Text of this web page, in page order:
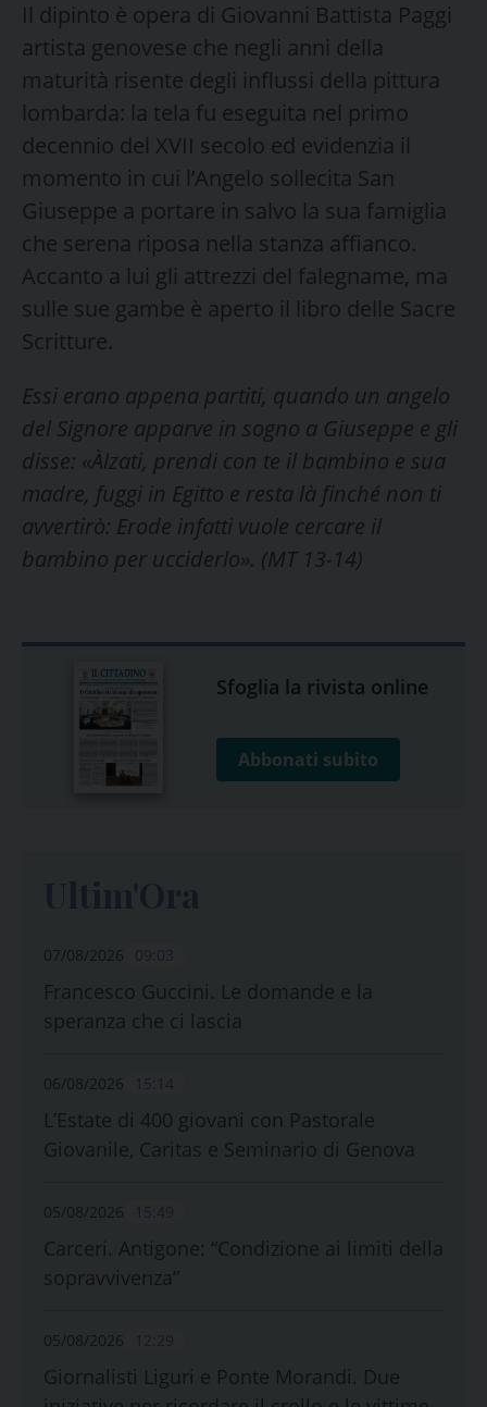
Il dipinto è opera di Giovanni Battista Paggi
artista genovese che negli anni della
maturità risente degli influssi della pittura
lombarda: la tela fu eseguita nel primo
decennio del XVII secolo ed evidenzia il
momento in cui l’Angelo sollecita San
Giuseppe a portare in salvo la sua famiglia
che serena riposa nella stanza affianco.
Accanto a lui gli attrezzi del falegname, ma
sulle sue gambe è aperto il libro delle Sacre
Scritture.
Essi erano appena partiti, quando un angelo
del Signore apparve in sogno a Giuseppe e gli
disse: «Àlzati, prendi con te il bambino e sua
madre, fuggi in Egitto e resta là finché non ti
avvertirò: Erode infatti vuole cercare il
bambino per ucciderlo». (MT 13-14)
Sfoglia la rivista online
Abbonati subito
07/08/2026
Francesco Guccini. Le domande e la
speranza che ci lascia
06/08/2026
L’Estate di 400 giovani con Pastorale
Giovanile, Caritas e Seminario di Genova
05/08/2026
Carceri. Antigone: “Condizione ai limiti della
sopravvivenza”
05/08/2026
Giornalisti Liguri e Ponte Morandi. Due